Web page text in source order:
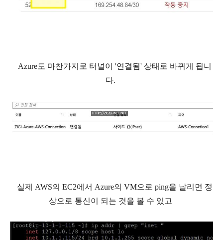
Azure도 마찬가지로 터널이 '연결됨' 상태로 바뀌게 됩니
다.
실제 AWS의 EC2에서 Azure의 VM으로 ping을 날리면 정
상으로 통신이 되는 것을 볼 수 있고